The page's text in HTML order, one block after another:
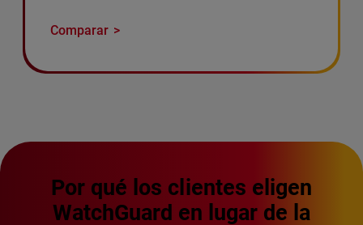
Comparar
Por qué los clientes eligen
WatchGuard en lugar de la